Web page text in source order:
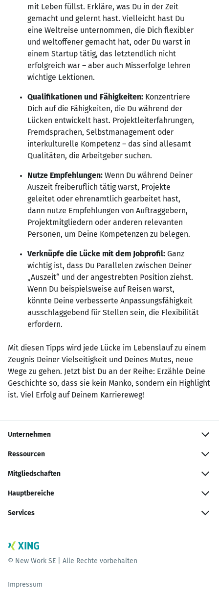
mit Leben füllst. Erkläre, was Du in der Zeit
gemacht und gelernt hast. Vielleicht hast Du
eine Weltreise unternommen, die Dich flexibler
und weltoffener gemacht hat, oder Du warst in
einem Startup tätig, das letztendlich nicht
erfolgreich war – aber auch Misserfolge lehren
wichtige Lektionen.
Qualifikationen und Fähigkeiten: Konzentriere
Dich auf die Fähigkeiten, die Du während der
Lücken entwickelt hast. Projektleiterfahrungen,
Fremdsprachen, Selbstmanagement oder
interkulturelle Kompetenz – das sind allesamt
Qualitäten, die Arbeitgeber suchen.
Nutze Empfehlungen: Wenn Du während Deiner
Auszeit freiberuflich tätig warst, Projekte
geleitet oder ehrenamtlich gearbeitet hast,
dann nutze Empfehlungen von Auftraggebern,
Projektmitgliedern oder anderen relevanten
Personen, um Deine Kompetenzen zu belegen.
Verknüpfe die Lücke mit dem Jobprofil: Ganz
wichtig ist, dass Du Parallelen zwischen Deiner
„Auszeit“ und der angestrebten Position ziehst.
Wenn Du beispielsweise auf Reisen warst,
könnte Deine verbesserte Anpassungsfähigkeit
ausschlaggebend für Stellen sein, die Flexibilität
erfordern.
Mit diesen Tipps wird jede Lücke im Lebenslauf zu einem
Zeugnis Deiner Vielseitigkeit und Deines Mutes, neue
Wege zu gehen. Jetzt bist Du an der Reihe: Erzähle Deine
Geschichte so, dass sie kein Manko, sondern ein Highlight
ist. Viel Erfolg auf Deinem Karriereweg!
Unternehmen
Ressourcen
Mitgliedschaften
Hauptbereiche
Services
© New Work SE | Alle Rechte vorbehalten
Impressum